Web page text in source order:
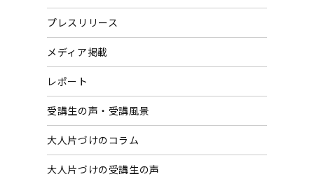
プレスリリース
メディア掲載
レポート
受講生の声・受講風景
大人片づけのコラム
大人片づけの受講生の声